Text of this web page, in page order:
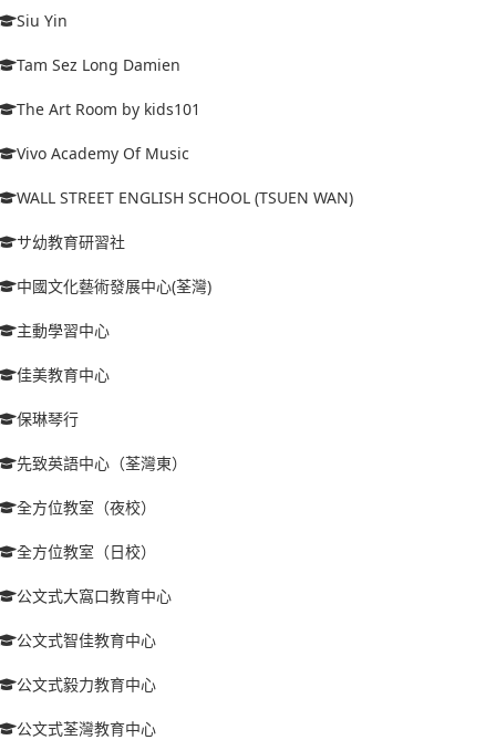
Siu Yin
Tam Sez Long Damien
The Art Room by kids101
Vivo Academy Of Music
WALL STREET ENGLISH SCHOOL (TSUEN WAN)
サ幼教育研習社
中國文化藝術發展中心(荃灣)
主動學習中心
佳美教育中心
保琳琴行
先致英語中心（荃灣東）
全方位教室（夜校）
全方位教室（日校）
公文式大窩口教育中心
公文式智佳教育中心
公文式毅力教育中心
公文式荃灣教育中心